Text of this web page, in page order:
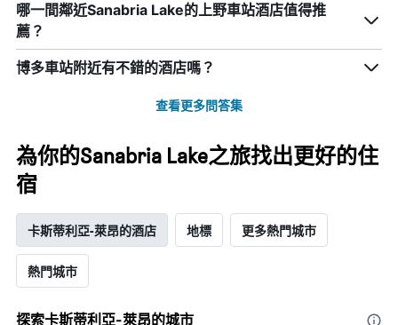
哪一間鄰近Sanabria Lake的上野車站酒店值得推
薦？
博多車站附近有不錯的酒店嗎？
查看更多問答集
為你的Sanabria Lake之旅找出更好的住
宿
卡斯蒂利亞-萊昂的酒店 地標 更多熱門城市
熱門城市
探索卡斯蒂利亞-萊昂​的城市